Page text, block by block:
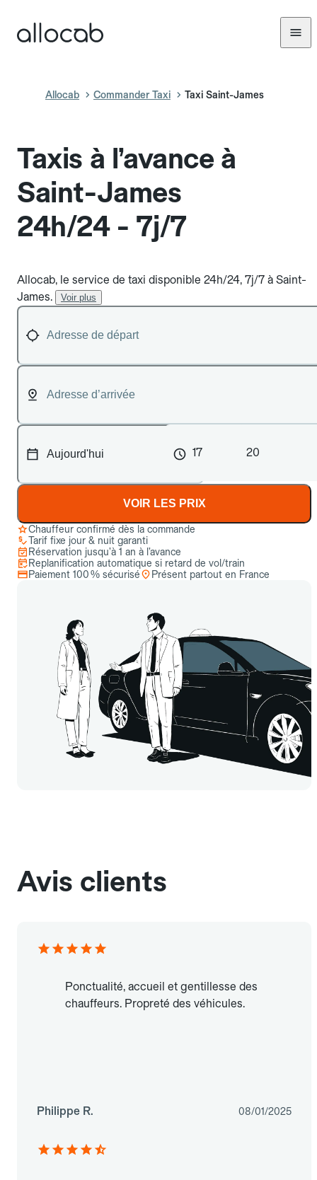
Allocab Commander Taxi Taxi Saint-James
Taxis à l’avance à
Saint-James
24h/24 - 7j/7
Allocab, le service de taxi disponible 24h/24, 7j/7 à Saint-
James.
Voir plus
17 20
VOIR LES PRIX
Chauffeur confirmé dès la commande
Tarif fixe jour & nuit garanti
Réservation jusqu’à 1 an à l’avance
Replanification automatique si retard de vol/train
Paiement 100 % sécurisé
Présent partout en France
Avis clients
Ponctualité, accueil et gentillesse des
chauffeurs. Propreté des véhicules.
Philippe R. 08/01/2025